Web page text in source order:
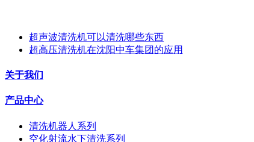
超声波清洗机可以清洗哪些东西
超高压清洗机在沈阳中车集团的应用
关于我们
产品中心
清洗机器人系列
空化射流水下清洗系列